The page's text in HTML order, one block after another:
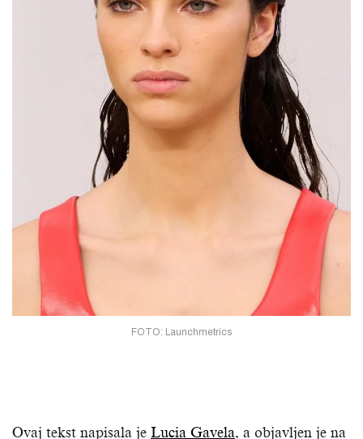
FOTO: Launchmetrics
Ovaj tekst napisala je Lucia Gavela, a objavljen je na